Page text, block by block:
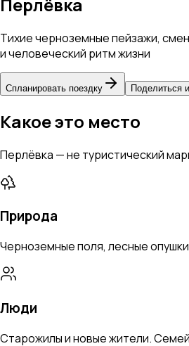
Тихие черноземные пейзажи,
и человеческий ритм жизни
Спланировать поездку Поделиться
Какое это место
Перлёвка — не туристический
Природа
Черноземные поля, лесные
Люди
Старожилы и новые жители.